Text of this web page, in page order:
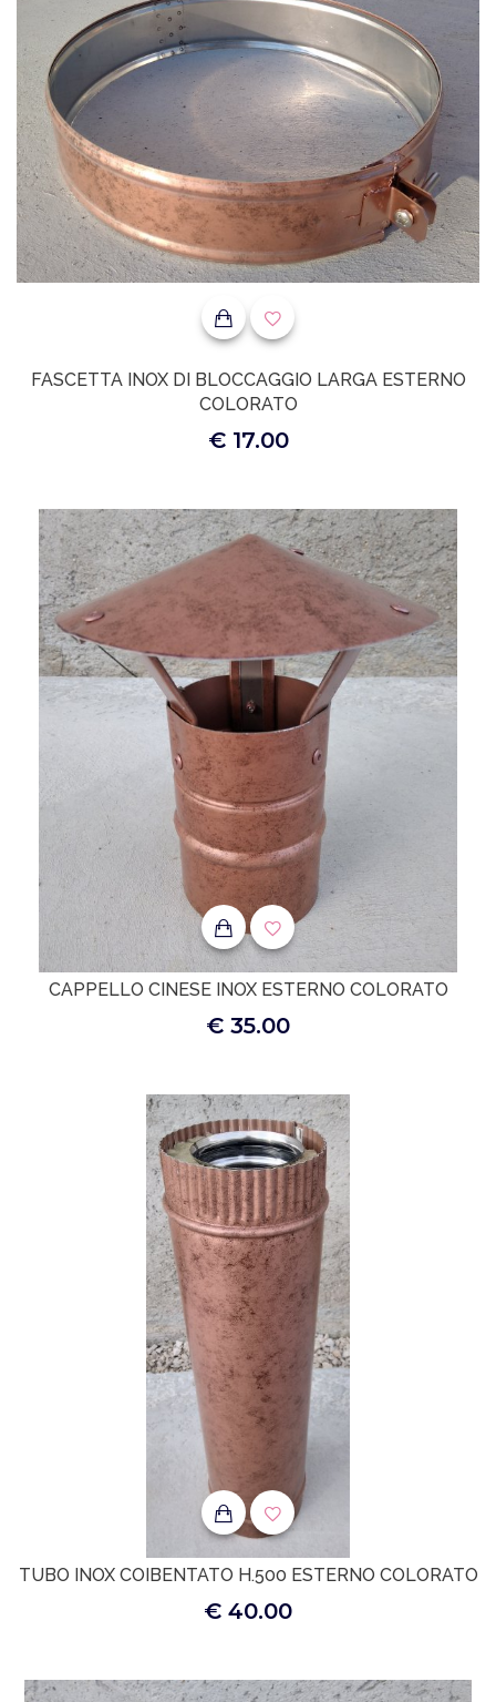
FASCETTA INOX DI BLOCCAGGIO LARGA ESTERNO
COLORATO
€ 17.00
CAPPELLO CINESE INOX ESTERNO COLORATO
€ 35.00
TUBO INOX COIBENTATO H.500 ESTERNO COLORATO
€ 40.00